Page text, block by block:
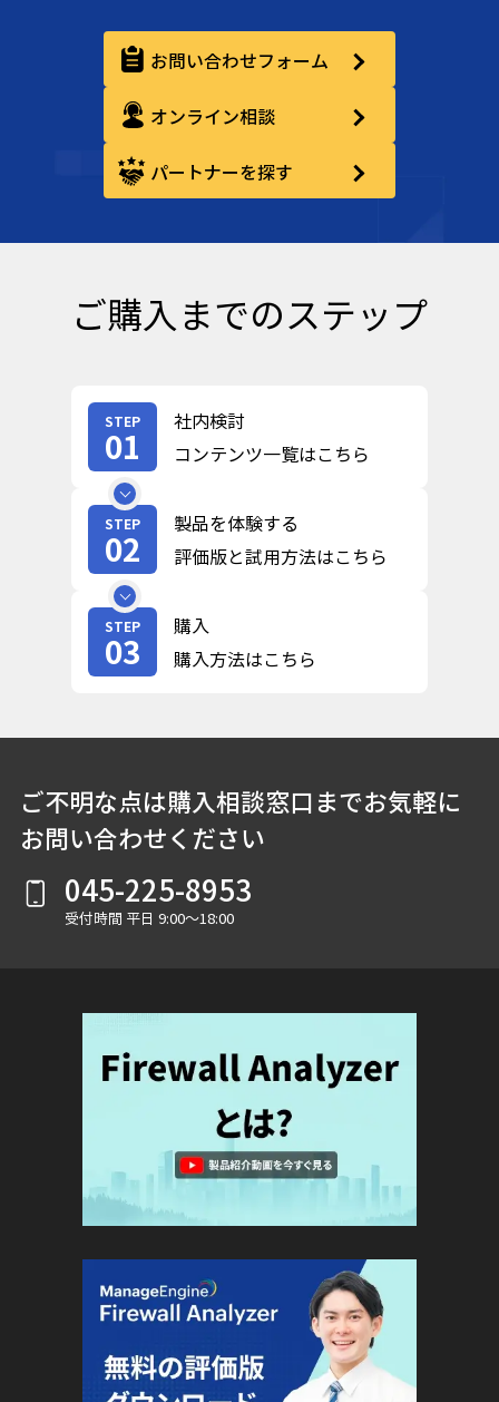
お問い合わせフォーム
オンライン相談
パートナーを探す
ご購入までのステップ
STEP
01
社内検討
コンテンツ一覧はこちら
STEP
02
製品を体験する
評価版と試用方法はこちら
STEP
03
購入
購入方法はこちら
ご不明な点は購入相談窓口までお気軽に
お問い合わせください
045-225-8953
受付時間 平日 9:00～18:00